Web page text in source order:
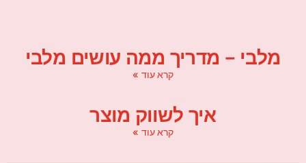
מלבי – מדריך ממה עושים מלבי
קרא עוד »
איך לשווק מוצר
קרא עוד »